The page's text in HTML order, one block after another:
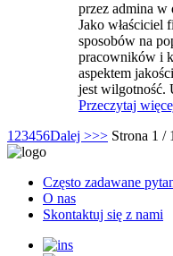
przez admina w
Jako właściciel
sposobów na
pracowników i
aspektem
jest wilgotność.
Przeczytaj
1 23456Dalej >>> Strona 1 /
Często zadawane
O nas
Skontaktuj się z nami